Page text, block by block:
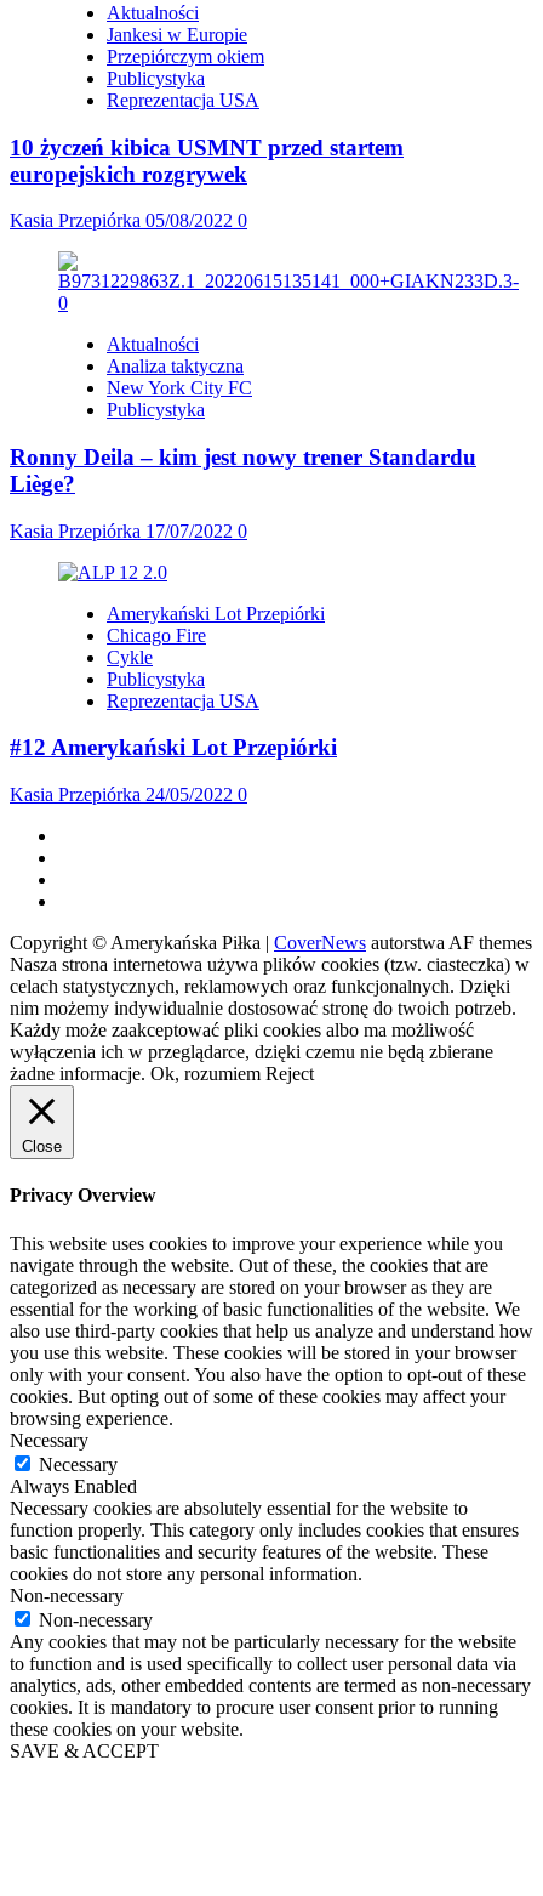
Aktualności
Jankesi w Europie
Przepiórczym okiem
Publicystyka
Reprezentacja USA
10 życzeń kibica USMNT przed startem
europejskich rozgrywek
Kasia Przepiórka 05/08/2022 0
Aktualności
Analiza taktyczna
New York City FC
Publicystyka
Ronny Deila – kim jest nowy trener Standardu
Liège?
Kasia Przepiórka 17/07/2022 0
Amerykański Lot Przepiórki
Chicago Fire
Cykle
Publicystyka
Reprezentacja USA
#12 Amerykański Lot Przepiórki
Kasia Przepiórka 24/05/2022 0
Copyright © Amerykańska Piłka | CoverNews autorstwa AF themes
Nasza strona internetowa używa plików cookies (tzw. ciasteczka) w
celach statystycznych, reklamowych oraz funkcjonalnych. Dzięki
nim możemy indywidualnie dostosować stronę do twoich potrzeb.
Każdy może zaakceptować pliki cookies albo ma możliwość
wyłączenia ich w przeglądarce, dzięki czemu nie będą zbierane
żadne informacje. Ok, rozumiem Reject
Close
Privacy Overview
This website uses cookies to improve your experience while you
navigate through the website. Out of these, the cookies that are
categorized as necessary are stored on your browser as they are
essential for the working of basic functionalities of the website. We
also use third-party cookies that help us analyze and understand how
you use this website. These cookies will be stored in your browser
only with your consent. You also have the option to opt-out of these
cookies. But opting out of some of these cookies may affect your
browsing experience.
Necessary
Necessary
Always Enabled
Necessary cookies are absolutely essential for the website to
function properly. This category only includes cookies that ensures
basic functionalities and security features of the website. These
cookies do not store any personal information.
Non-necessary
Non-necessary
Any cookies that may not be particularly necessary for the website
to function and is used specifically to collect user personal data via
analytics, ads, other embedded contents are termed as non-necessary
cookies. It is mandatory to procure user consent prior to running
these cookies on your website.
SAVE & ACCEPT